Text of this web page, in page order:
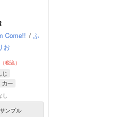
Come!! / ふ
お
（税込）
じ
力一
し
サンプル